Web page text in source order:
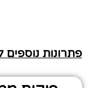
פתרונות